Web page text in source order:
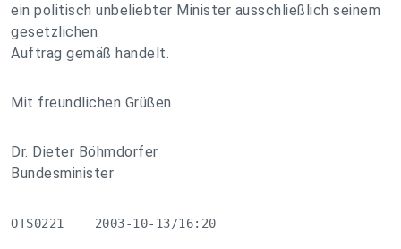
ein politisch unbeliebter Minister ausschließlich seinem
gesetzlichen
Auftrag gemäß handelt.
Mit freundlichen Grüßen
Dr. Dieter Böhmdorfer
Bundesminister
OTS0221    2003-10-13/16:20